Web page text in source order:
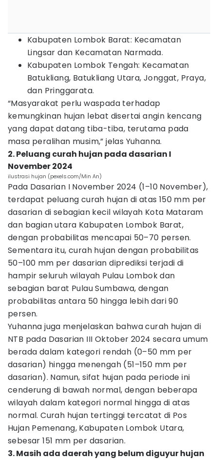
Kabupaten Lombok Barat: Kecamatan
Lingsar dan Kecamatan Narmada.
Kabupaten Lombok Tengah: Kecamatan
Batukliang, Batukliang Utara, Jonggat, Praya,
dan Pringgarata.
“Masyarakat perlu waspada terhadap
kemungkinan hujan lebat disertai angin kencang
yang dapat datang tiba-tiba, terutama pada
masa peralihan musim,” jelas Yuhanna.
2. Peluang curah hujan pada dasarian I
November 2024
ilustrasi hujan (pexels.com/Min An)
Pada Dasarian I November 2024 (1–10 November),
terdapat peluang curah hujan di atas 150 mm per
dasarian di sebagian kecil wilayah Kota Mataram
dan bagian utara Kabupaten Lombok Barat,
dengan probabilitas mencapai 50–70 persen.
Sementara itu, curah hujan dengan probabilitas
50–100 mm per dasarian diprediksi terjadi di
hampir seluruh wilayah Pulau Lombok dan
sebagian barat Pulau Sumbawa, dengan
probabilitas antara 50 hingga lebih dari 90
persen.
Yuhanna juga menjelaskan bahwa curah hujan di
NTB pada Dasarian III Oktober 2024 secara umum
berada dalam kategori rendah (0–50 mm per
dasarian) hingga menengah (51–150 mm per
dasarian). Namun, sifat hujan pada periode ini
cenderung di bawah normal, dengan beberapa
wilayah dalam kategori normal hingga di atas
normal. Curah hujan tertinggi tercatat di Pos
Hujan Pemenang, Kabupaten Lombok Utara,
sebesar 151 mm per dasarian.
3. Masih ada daerah yang belum diguyur hujan